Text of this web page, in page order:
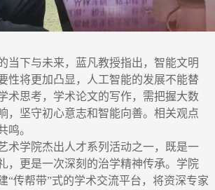
当下与未来，蓝凡教授指出，智能文明
性将更加凸显，人工智能的发展不能替
术思考，学术论文的写作，需把握大数
，坚守初心意志和智能向善。相关观点
鸣。
术学院杰出人才系列活动之一，既是一
，更是一次深刻的治学精神传承。学院
“传帮带”式的学术交流平台，将资深专家